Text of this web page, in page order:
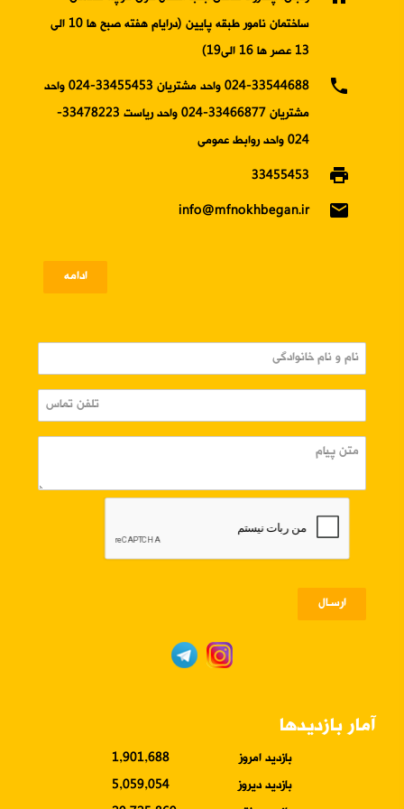
ساختمان نامور طبقه پایین (درایام هفته صبح ها 10 الی
13 عصر ها 16 الی19)
phone
024-33544688 واحد مشتریان 33455453-024 واحد
مشتریان 33466877-024 واحد ریاست 33478223-
024 واحد روابط عمومی
print
33455453
email
info@mfnokhbegan.ir
ادامه
ارسـال
آمار بازدیدها
بازدید امروز
1,901,688
بازدید دیروز
5,059,054